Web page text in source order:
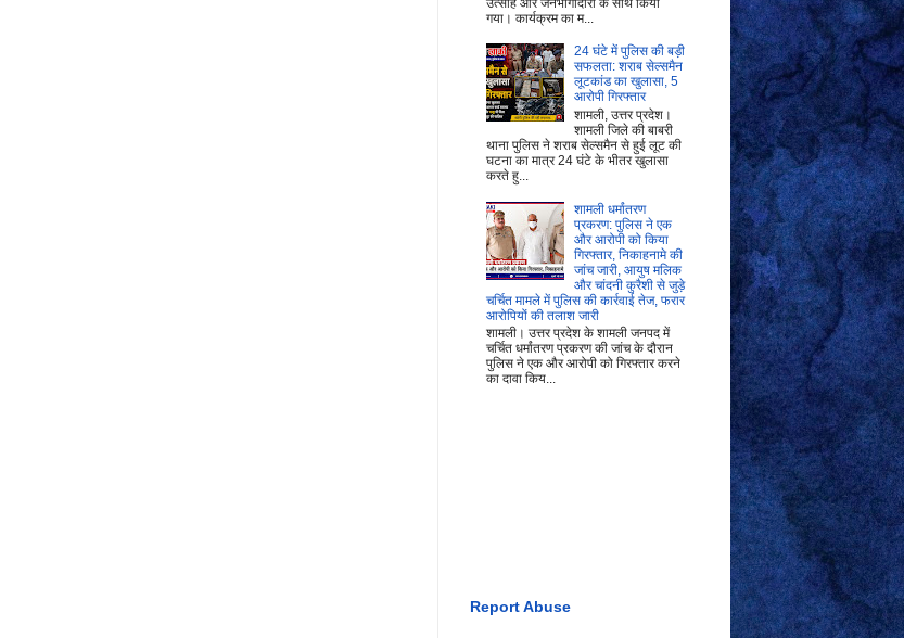
गया। कार्यक्रम का म...
24 घंटे में पुलिस की बड़ी
सफलता: शराब सेल्समैन
लूटकांड का खुलासा, 5
आरोपी गिरफ्तार
शामली, उत्तर प्रदेश।
शामली जिले की बाबरी
थाना पुलिस ने शराब सेल्समैन से हुई लूट की
घटना का मात्र 24 घंटे के भीतर खुलासा
करते हु...
शामली धर्मांतरण
प्रकरण: पुलिस ने एक
और आरोपी को किया
गिरफ्तार, निकाहनामे की
जांच जारी, आयुष मलिक
और चांदनी कुरैशी से जुड़े
चर्चित मामले में पुलिस की कार्रवाई तेज, फरार
आरोपियों की तलाश जारी
शामली। उत्तर प्रदेश के शामली जनपद में
चर्चित धर्मांतरण प्रकरण की जांच के दौरान
पुलिस ने एक और आरोपी को गिरफ्तार करने
का दावा किय...
Report Abuse